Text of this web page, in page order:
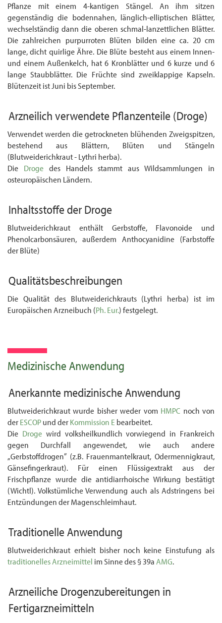
Pflanze mit einem 4-kan­tigen Stängel. An ihm sitzen
gegenständig die bodennahen, länglich-elliptischen Blätter,
wechselständig dann die oberen schmal-lanzettlichen Blätter.
Die zahlreichen purpurroten Blüten bilden eine ca. 20 cm
lange, dicht quirlige Ähre. Die Blüte besteht aus einem Innen-
und einem Außenkelch, hat 6 Kronblätter und 6 kurze und 6
lange Staubblätter. Die Früchte sind zweiklappige Kapseln.
Blütenzeit ist Juni bis September.
Arzneilich verwendete Pflanzenteile (Droge)
Verwendet werden die getrockneten blühenden Zweigspitzen,
bestehend aus Blättern, Blüten und Stängeln
(Blutweiderichkraut - Lythri herba).
Die Droge des Handels stammt aus Wildsammlungen in
osteuropäischen Ländern.
Inhaltsstoffe der Droge
Blutweiderichkraut enthält Gerbstoffe, Flavonoide und
Phenolcarbonsäuren, außerdem Anthocyanidine (Farbstoffe
der Blüte)
Qualitätsbeschreibungen
Die Qualität des Blutweiderichkrauts (Lythri herba) ist im
Europäischen Arzneibuch (Ph. Eur.) festgelegt.
Medizinische Anwendung
Anerkannte medizinische Anwendung
Blutweiderichkraut wurde bisher weder vom HMPC noch von
derESCOPund derKommission E bearbeitet.
Die Droge wird volksheilkundlich vorwiegend in Frankreich
gegen Durchfall angewendet, wie auch andere
„Gerbstoffdrogen” (z.B. Frauenmantelkraut, Odermennigkraut,
Gänse­fingerkraut). Für einen Flüssigextrakt aus der
Frischpflanze wurde die anti­diarrhoische Wirkung bestätigt
(Wichtl). Volkstümliche Verwendung auch als Adstringens bei
Ent­zündungen der Magenschleimhaut.
Traditionelle Anwendung
Blutweiderichkraut erhielt bisher noch keine Einstufung als
traditionelles Arzneimittel im Sinne des § 39a AMG.
Arzneiliche Drogenzubereitungen in
Fertigarzneimitteln